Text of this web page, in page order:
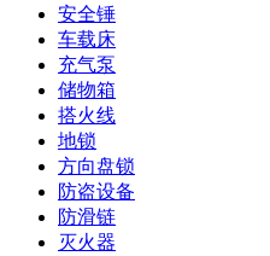
安全锤
车载床
充气泵
储物箱
搭火线
地锁
方向盘锁
防盗设备
防滑链
灭火器